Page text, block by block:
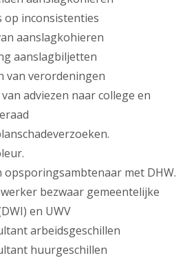
op inconsistenties
aanslagkohieren
aanslagbiljetten
van verordeningen
adviezen naar college en
met DHW.
bezwaar gemeentelijke
en UWV
arbeidsgeschillen
huurgeschillen